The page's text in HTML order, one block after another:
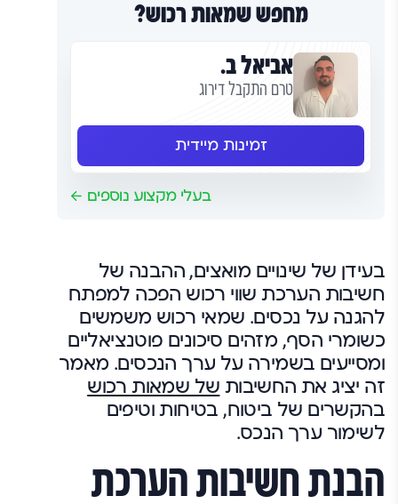
מחפש שמאות רכוש?
אביאל ב.
טרם התקבל דירוג
זמינות מיידית
בעלי מקצוע נוספים
בעידן של שינויים מואצים, ההבנה של
חשיבות הערכת שווי רכוש הפכה למפתח
להגנה על נכסים. שמאי רכוש משמשים
כשומרי הסף, מזהים סיכונים פוטנציאליים
ומסייעים בשמירה על ערך הנכסים. מאמר
זה יציג את החשיבות של שמאות רכוש
בהקשרים של ביטוח, בטיחות וטיפים
לשימור ערך הנכס.
הבנת חשיבות הערכת